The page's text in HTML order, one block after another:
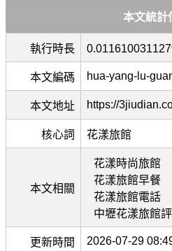
本文統計
執行時長
本文編碼 hua-yang-lu-
本文地址 https://
核心詞 花漾旅館
本文相關
花漾時尚旅館
花漾旅館早餐
花漾旅館電話
中壢花漾旅館
更新時間 2026-07-29